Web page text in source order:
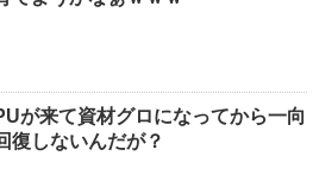
が来て資材グロになってから一向
復しないんだが？